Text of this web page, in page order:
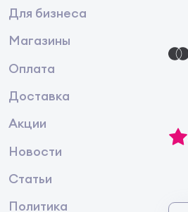
Для бизнеса
Магазины
Оплата
Доставка
Акции
Новости
Статьи
Политика